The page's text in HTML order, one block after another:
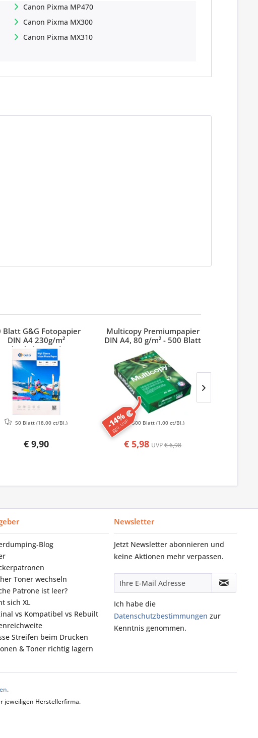
Canon Pixma MP470
Canon Pixma MX300
Canon Pixma MX310
Blatt G&G Fotopapier
DIN A4 230g/m²
hochglänzend
€ 9,90
50 Blatt(18,00 ct/Bl.) -14%
ggü. UVP
Multicopy Premiumpapier
DIN A4, 80 g/m² - 500 Blatt
€ 5,98 UVP€ 6,98
500 Blatt (1,00 ct/Bl.)
Toner wechseln
Patrone ist leer?
sich XL
vs Kompatibel vs Rebuilt
Streifen beim Drucken
& Toner richtig lagern
Newsletter
Jetzt Newsletter abonnieren und
keine Aktionen mehr verpassen.
Ich habe die
Datenschutzbestimmungen zur
Kenntnis genommen.
.
jeweiligen Herstellerfirma.